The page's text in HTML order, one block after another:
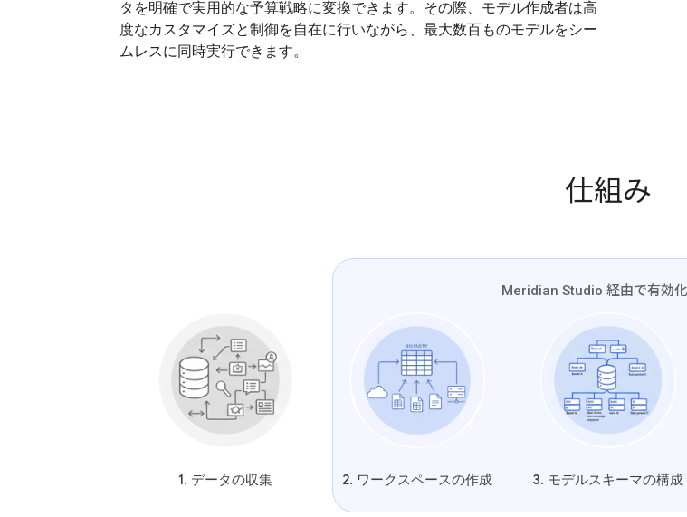
タを明確で実用的な予算戦略に変換できます。その際、モデル作成者は高
度なカスタマイズと制御を自在に行いながら、最大数百ものモデルをシー
ムレスに同時実行できます。
仕組み
Meridian Studio 経由で有効
1. データの収集 2. ワークスペースの作成 3. モデルスキーマの構成